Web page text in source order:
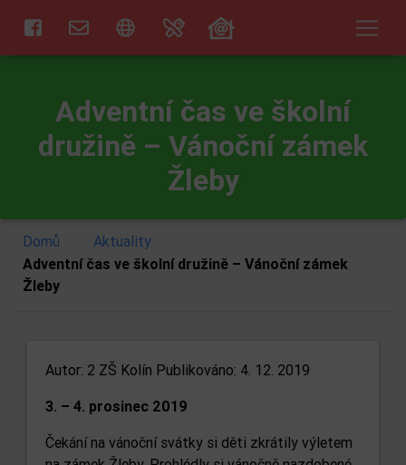
Adventní čas ve školní
družině – Vánoční zámek
Žleby
Domů Aktuality
Adventní čas ve školní družině – Vánoční zámek
Žleby
Autor: 2 ZŠ Kolín Publikováno: 4. 12. 2019
3. – 4. prosinec 2019
Čekání na vánoční svátky si děti zkrátily výletem